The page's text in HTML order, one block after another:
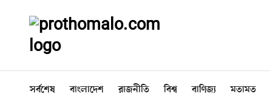
সর্বশেষ বাংলাদেশ রাজনীতি বিশ্ব বাণিজ্য মতামত